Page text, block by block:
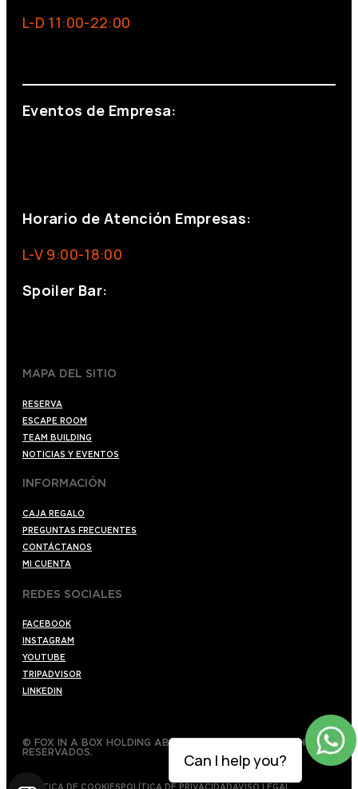
L-D 11:00-22:00
Eventos de Empresa:
Horario de Atención Empresas:
L-V 9:00-18:00
Spoiler Bar:
MAPA DEL SITIO
RESERVA
ESCAPE ROOM
TEAM BUILDING
NOTICIAS Y EVENTOS
INFORMACIÓN
CAJA REGALO
PREGUNTAS FRECUENTES
CONTÁCTANOS
MI CUENTA
REDES SOCIALES
FACEBOOK
INSTAGRAM
YOUTUBE
TRIPADVISOR
LINKEDIN
© FOX IN A BOX HOLDING AB 2022 TODOS LOS DERECHOS
RESERVADOS.
POLÍTICA DE COOKIESPOLÍTICA DE PRIVACIDADAVISO LEGAL
Can I help you?